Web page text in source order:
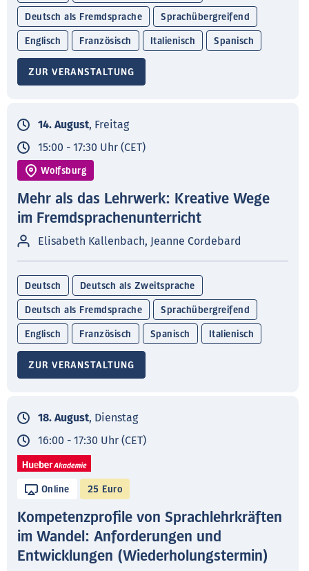
Deutsch als Fremdsprache Sprachübergreifend
Englisch Französisch Italienisch Spanisch
ZUR VERANSTALTUNG
14. August, Freitag
15:00 - 17:30 Uhr (CET)
Wolfsburg
Mehr als das Lehrwerk: Kreative Wege
im Fremdsprachenunterricht
Elisabeth Kallenbach, Jeanne Cordebard
Deutsch Deutsch als Zweitsprache
Deutsch als Fremdsprache Sprachübergreifend
Englisch Französisch Spanisch Italienisch
ZUR VERANSTALTUNG
18. August, Dienstag
16:00 - 17:30 Uhr (CET)
Online 25 Euro
Kompetenzprofile von Sprachlehrkräften
im Wandel: Anforderungen und
Entwicklungen (Wiederholungstermin)